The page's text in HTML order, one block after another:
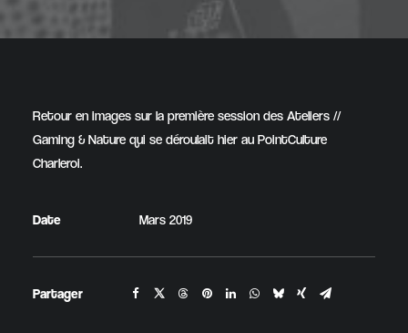
Retour en images sur la première session des Ateliers //
Gaming & Nature qui se déroulait hier au PointCulture
Charleroi.
Date Mars 2019
Partager